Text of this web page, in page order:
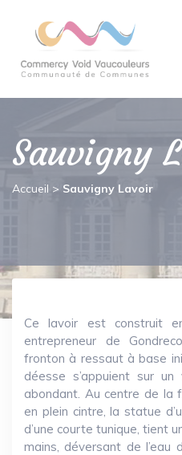
Sauvigny
Accueil > Sauvigny Lavoir
Ce lavoir est construit
entrepreneur de
fronton à ressaut à base
déesse s’appuient sur un
abondant. Au centre de la
en plein cintre, la statue
d’une courte tunique, tient
mains, déversant de l’eau